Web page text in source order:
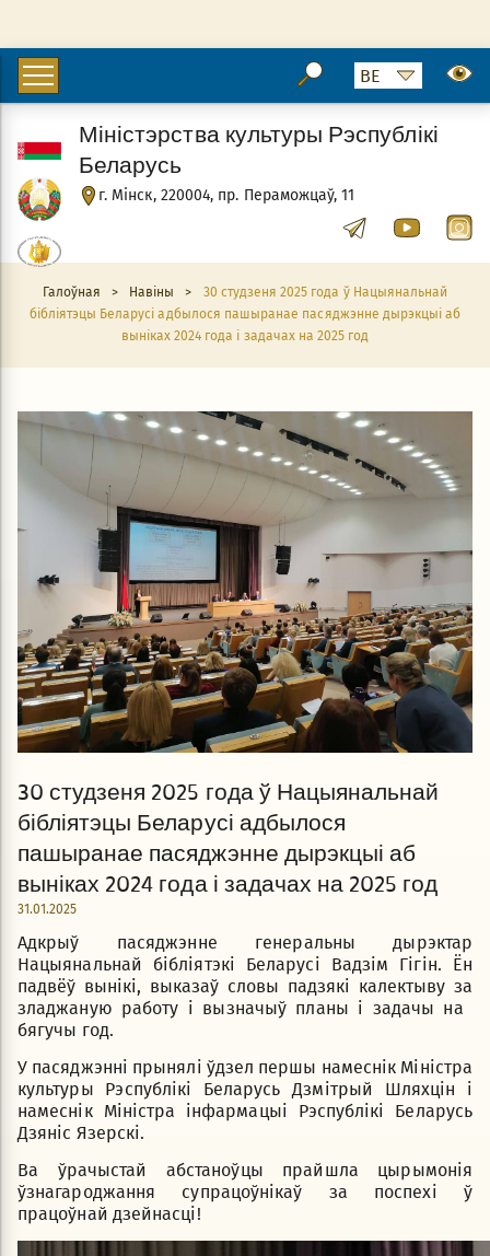
г. Мінск, 220004, пр. Пераможцаў, 11
Міністэрства культуры Рэспублікі
Беларусь
Галоўная > Навіны >
30 студзеня 2025 года ў Нацыянальнай
бібліятэцы Беларусі адбылося пашыранае пасяджэнне дырэкцыі аб
выніках 2024 года і задачах на 2025 год
30 студзеня 2025 года ў Нацыянальнай
бібліятэцы Беларусі адбылося
пашыранае пасяджэнне дырэкцыі аб
выніках 2024 года і задачах на 2025 год
31.01.2025
Адкрыў пасяджэнне генеральны дырэктар
Нацыянальнай бібліятэкі Беларусі Вадзім Гігін. Ён
падвёў вынікі, выказаў словы падзякі калектыву за
зладжаную работу і вызначыў планы і задачы на ​​
бягучы год.
У пасяджэнні прынялі ўдзел першы намеснік Міністра
культуры Рэспублікі Беларусь Дзмітрый Шляхцін і
намеснік Міністра інфармацыі Рэспублікі Беларусь
Дзяніс Язерскі.
Ва ўрачыстай абстаноўцы прайшла цырымонія
ўзнагароджання супрацоўнікаў за поспехі ў
працоўнай дзейнасці!